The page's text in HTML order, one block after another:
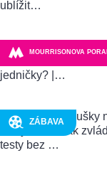
MOURRISONOVA
ZÁBAVA